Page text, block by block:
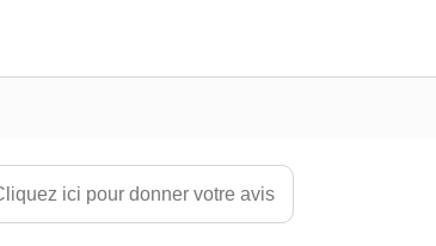
ici pour donner votre avis